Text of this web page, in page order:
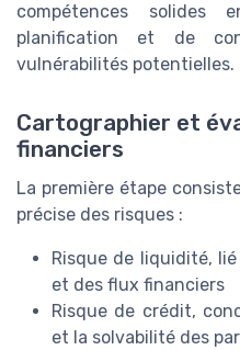
compétences solides
planification et de
vulnérabilités potentielles.
Cartographier et
financiers
La première étape
précise des risques :
Risque de liquidité,
et des flux financiers
Risque de crédit,
et la solvabilité des